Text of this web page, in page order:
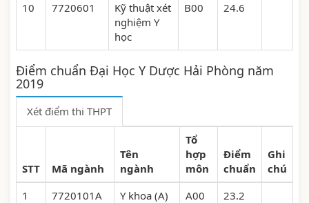
10 7720601
Kỹ thuật xét
nghiệm Y
học
B00 24.6
Điểm chuẩn Đại Học Y Dược Hải Phòng năm
2019
Xét điểm thi THPT
STT Mã ngành
Tên
ngành
Tổ
hợp
môn
Điểm
chuẩn
Ghi
chú
1
7720101A Y khoa (A) A00
23.2